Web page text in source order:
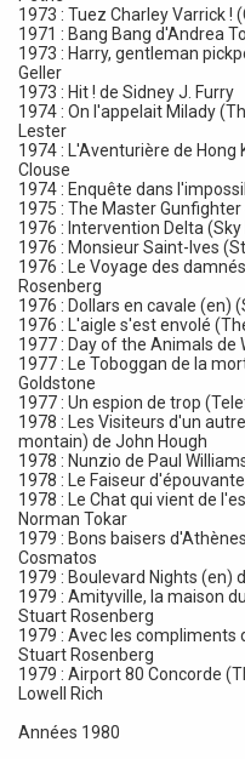
1973 : Tuez Charley Varrick !
1971 : Bang Bang d'Andrea
1973 : Harry, gentleman
Geller
1973 : Hit ! de Sidney J. Furry
1974 : On l'appelait Milady
Lester
1974 : L'Aventurière de Hong
Clouse
1974 : Enquête dans
1975 : The Master Gunfighter
1976 : Intervention Delta
1976 : Monsieur Saint-Ives
1976 : Le Voyage des
Rosenberg
1976 : Dollars en cavale (en)
1976 : L'aigle s'est envolé
1977 : Day of the Animals de
1977 : Le Toboggan de la
Goldstone
1977 : Un espion de trop
1978 : Les Visiteurs d'un
montain) de John Hough
1978 : Nunzio de Paul
1978 : Le Faiseur
1978 : Le Chat qui vient de
Norman Tokar
1979 : Bons baisers
Cosmatos
1979 : Boulevard Nights (en)
1979 : Amityville, la maison
Stuart Rosenberg
1979 : Avec les compliments
Stuart Rosenberg
1979 : Airport 80 Concorde
Lowell Rich
Années 1980